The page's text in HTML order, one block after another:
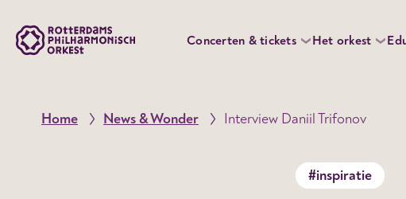
Concerten & tickets Het orkest
Home News & Wonder Interview Daniil Trifonov
#inspiratie